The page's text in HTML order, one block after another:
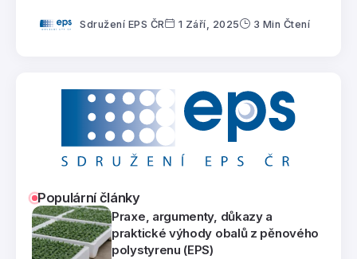
Sdružení EPS ČR 1 Září, 2025 3 Min Čtení
Populární články
Praxe, argumenty, důkazy a
praktické výhody obalů z pěnového
polystyrenu (EPS)